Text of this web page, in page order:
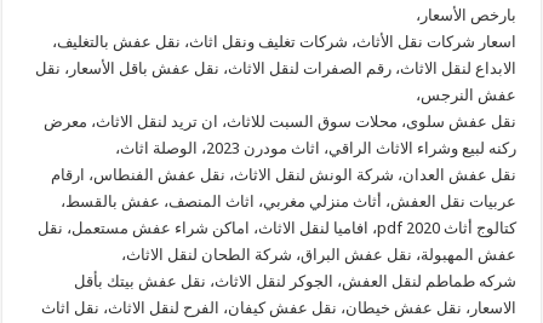
بارخص الأسعار،
اسعار شركات نقل الأثاث، شركات تغليف ونقل اثاث، نقل عفش بالتغليف،
الابداع لنقل الاثاث، رقم الصفرات لنقل الاثاث، نقل عفش باقل الأسعار، نقل
عفش النرجس،
نقل عفش سلوى، محلات سوق السبت للاثاث، ان تريد لنقل الاثاث، معرض
ركنه لبيع وشراء الاثاث الراقي، اثاث مودرن 2023، الوصلة اثاث،
نقل عفش العدان، شركة الونش لنقل الاثاث، نقل عفش الفنطاس، ارقام
عربيات نقل العفش، أثاث منزلي مغربي، اثاث المنصف، عفش بالقسط،
كتالوج أثاث 2020 pdf، افاميا لنقل الاثاث، اماكن شراء عفش مستعمل، نقل
عفش المهبولة، نقل عفش البراق، شركة الطحان لنقل الاثاث،
شركه طماطم لنقل العفش، الجوكر لنقل الاثاث، نقل عفش بيتك بأقل
الاسعار، نقل عفش خيطان، نقل عفش كيفان، الفرح لنقل الاثاث، نقل اثاث